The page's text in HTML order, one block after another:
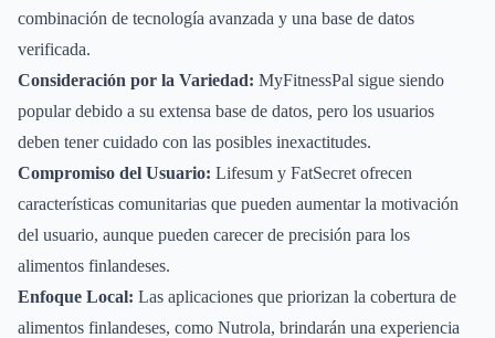
combinación de tecnología avanzada y una base de datos
verificada.
Consideración por la Variedad: MyFitnessPal sigue siendo
popular debido a su extensa base de datos, pero los usuarios
deben tener cuidado con las posibles inexactitudes.
Compromiso del Usuario: Lifesum y FatSecret ofrecen
características comunitarias que pueden aumentar la motivación
del usuario, aunque pueden carecer de precisión para los
alimentos finlandeses.
Enfoque Local: Las aplicaciones que priorizan la cobertura de
alimentos finlandeses, como Nutrola, brindarán una experiencia